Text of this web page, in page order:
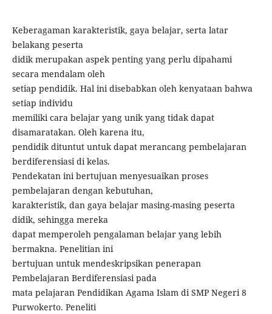
Keberagaman karakteristik, gaya belajar, serta latar
belakang peserta
didik merupakan aspek penting yang perlu dipahami
secara mendalam oleh
setiap pendidik. Hal ini disebabkan oleh kenyataan bahwa
setiap individu
memiliki cara belajar yang unik yang tidak dapat
disamaratakan. Oleh karena itu,
pendidik dituntut untuk dapat merancang pembelajaran
berdiferensiasi di kelas.
Pendekatan ini bertujuan menyesuaikan proses
pembelajaran dengan kebutuhan,
karakteristik, dan gaya belajar masing-masing peserta
didik, sehingga mereka
dapat memperoleh pengalaman belajar yang lebih
bermakna. Penelitian ini
bertujuan untuk mendeskripsikan penerapan
Pembelajaran Berdiferensiasi pada
mata pelajaran Pendidikan Agama Islam di SMP Negeri 8
Purwokerto. Peneliti